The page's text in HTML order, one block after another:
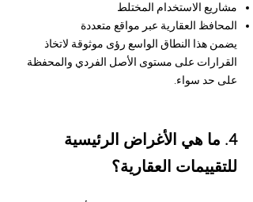
مشاريع الاستخدام المختلط
المحافظ العقارية عبر مواقع متعددة
يضمن هذا النطاق الواسع رؤى موثوقة لاتخاذ
القرارات على مستوى الأصل الفردي والمحفظة
على حد سواء.
4. ما هي الأغراض الرئيسية
للتقييمات العقارية؟